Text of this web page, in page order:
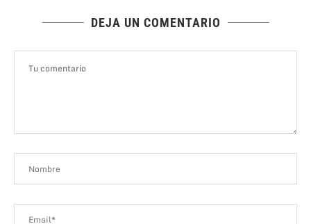
DEJA UN COMENTARIO